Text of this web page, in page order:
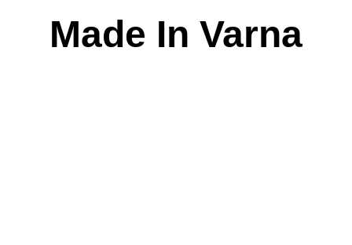
Made In Varna